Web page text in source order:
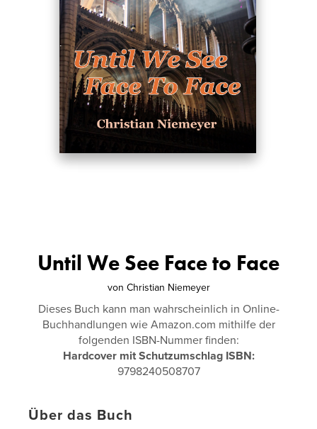
Until We See Face to Face
von Christian Niemeyer
Dieses Buch kann man wahrscheinlich in Online-
Buchhandlungen wie Amazon.com mithilfe der
folgenden ISBN-Nummer finden:
Hardcover mit Schutzumschlag ISBN:
9798240508707
Über das Buch